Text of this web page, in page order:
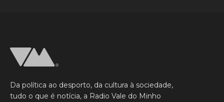
Da política ao desporto, da cultura à sociedade,
tudo o que é notícia, a Radio Vale do Minho